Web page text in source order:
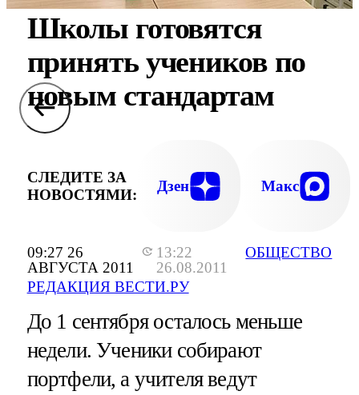
09:27 26
АВГУСТА 2011
13:22
26.08.2011
РЕДАКЦИЯ ВЕСТИ.РУ
ОБЩЕСТВО
Школы готовятся
принять учеников по
новым стандартам
СЛЕДИТЕ ЗА
НОВОСТЯМИ:
Дзен Макс
До 1 сентября осталось меньше
недели. Ученики собирают
портфели, а учителя ведут